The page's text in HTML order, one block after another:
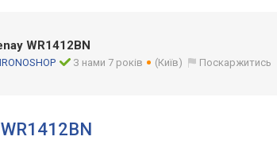
WR1412BN
З нами 7 років (Київ) Поскаржитись